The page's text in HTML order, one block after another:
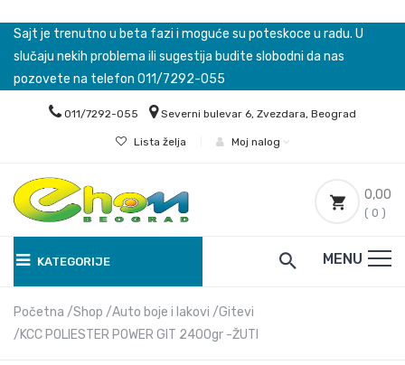
Sajt je trenutno u beta fazi i moguće su poteskoce u radu. U
slučaju nekih problema ili sugestija budite slobodni da nas
pozovete na telefon 011/7292-055
011/7292-055 Severni bulevar 6, Zvezdara, Beograd
Lista želja Moj nalog
0,00
( 0 )
KATEGORIJE MENU
Početna Shop Auto boje i lakovi
Gitevi
KCC POLIESTER POWER GIT 2400gr -ŽUTI